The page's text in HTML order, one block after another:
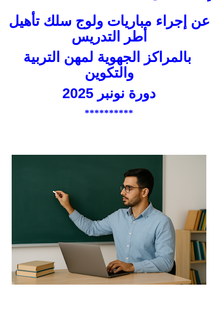
عن إجراء مباريات ولوج سلك تأهيل
أطر التدريس
بالمراكز الجهوية لمهن التربية
والتكوين
دورة نونبر 2025
**********